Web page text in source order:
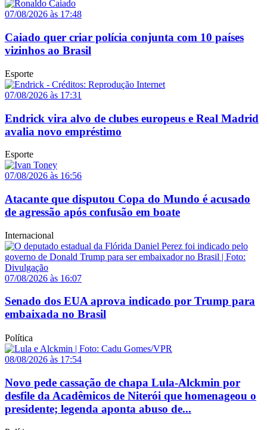
07/08/2026 às 17:48
Caiado quer criar polícia conjunta com 10 países
vizinhos ao Brasil
Esporte
07/08/2026 às 17:31
Endrick vira alvo de clubes europeus e Real Madrid
avalia novo empréstimo
Esporte
07/08/2026 às 16:56
Atacante que disputou Copa do Mundo é acusado
de agressão após confusão em boate
Internacional
07/08/2026 às 16:07
Senado dos EUA aprova indicado por Trump para
embaixada no Brasil
Política
08/08/2026 às 17:54
Novo pede cassação de chapa Lula-Alckmin por
desfile da Acadêmicos de Niterói que homenageou o
presidente; legenda aponta abuso de...